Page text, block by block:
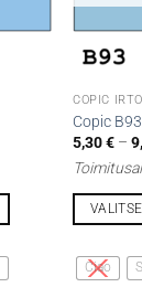
COPIC
Copic
5,30€ –
tuotteella
Ciao